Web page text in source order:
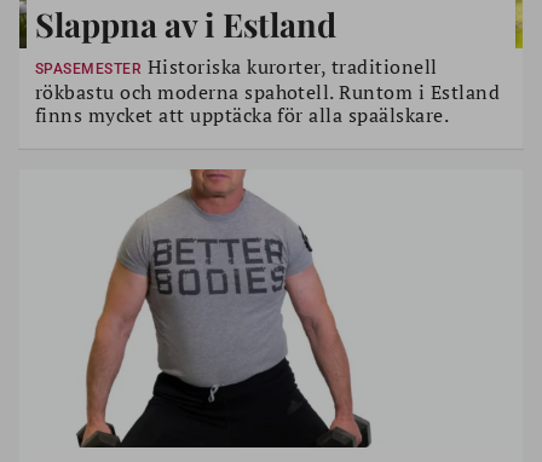
Slappna av i Estland
SPASEMESTER Historiska kurorter, traditionell
rökbastu och moderna spahotell. Runtom i Estland
finns mycket att upptäcka för alla spaälskare.